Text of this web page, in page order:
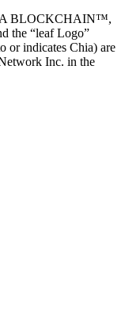
BLOCKCHAIN™,
the “leaf Logo”
or indicates Chia) are
Inc. in the